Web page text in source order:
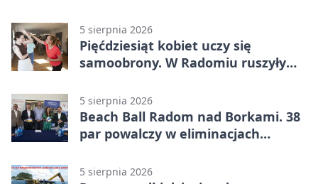
5 sierpnia 2026
Pięćdziesiąt kobiet uczy się
samoobrony. W Radomiu ruszyły
5 sierpnia 2026
Beach Ball Radom nad Borkami. 38
par powalczy w eliminacjach
5 sierpnia 2026